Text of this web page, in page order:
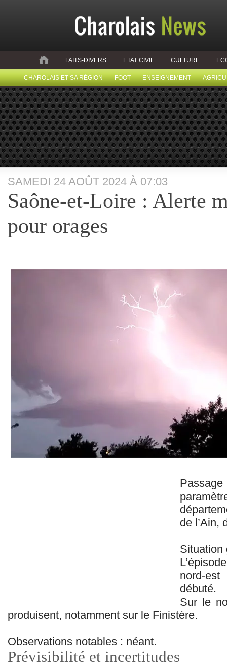
FAITS-DIVERS ETAT CIVIL CULTURE
CHAROLAIS ET SA RÉGION FOOT ENSEIGNEMENT
SAMEDI 24 AOÛT 2024 À 07:03
Saône-et-Loire : Alerte
pour orages
de l’Ain,
Situation
nord-
débuté.
Sur le
produisent, notamment sur le Finistère.
Observations notables : néant.
Prévisibilité et incertitudes